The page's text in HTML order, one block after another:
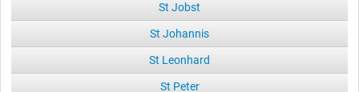
St Jobst
St Johannis
St Leonhard
St Peter